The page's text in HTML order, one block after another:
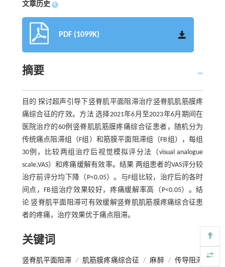
文章历史 +
PDF (1099K)
摘要
目的 探讨超声引导下竖脊肌平面阻滞治疗竖脊肌肌筋膜疼
痛综合征的疗效。方法 选择2021年6月至2023年6月期间在
医院治疗的60例竖脊肌肌筋膜疼痛综合征患者，随机分为
传统痛点阻滞组（F组）和筋膜平面阻滞组（FB组），每组
30例，比较两组治疗后视觉模拟评分法（visual analogue
scale,VAS）和疼痛缓解有效率。结果 两组患者的VAS评分较
治疗前评分均下降（P<0.05）。与F组比较，治疗后的各时
间点，FB组治疗效果较好，疼痛缓解率高（P<0.05）。结
论 竖脊肌平面阻滞可有效缓解竖脊肌肌筋膜疼痛综合征患
者的疼痛，治疗效果优于痛点阻滞。
关键词
竖脊肌平面阻滞 / 肌筋膜疼痛综合征 / 麻醉 / 传导阻滞